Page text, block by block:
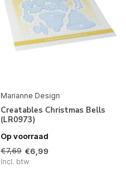
Marianne Design
Creatables Christmas Bells
(LR0973)
Op voorraad
€7,69 €6,99
Incl. btw